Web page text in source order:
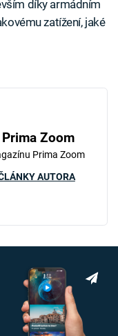
díky armádním
zatížení, jaké
Zoom
Prima Zoom
AUTORA